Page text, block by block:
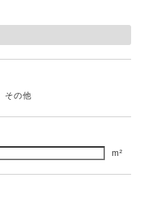
その他
m²